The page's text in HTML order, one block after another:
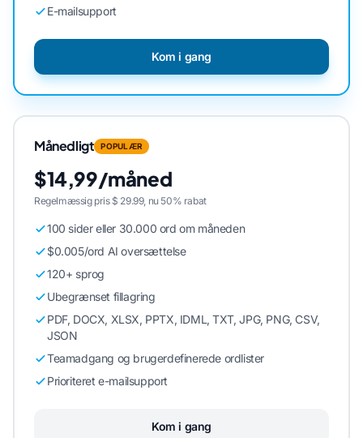
E-mailsupport
Kom i gang
Månedligt POPULÆR
$14,99/måned
Regelmæssig pris $ 29.99, nu 50% rabat
100 sider eller 30.000 ord om måneden
$0.005/ord AI oversættelse
120+ sprog
Ubegrænset fillagring
PDF, DOCX, XLSX, PPTX, IDML, TXT, JPG, PNG, CSV,
JSON
Teamadgang og brugerdefinerede ordlister
Prioriteret e-mailsupport
Kom i gang